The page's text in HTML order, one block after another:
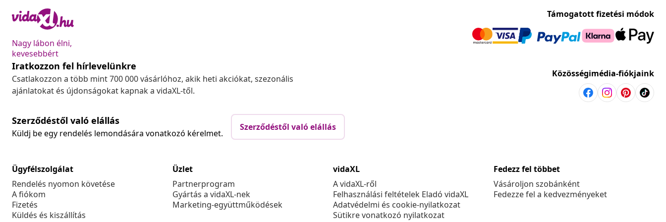
Nagy lábon élni,
kevesebbért
Támogatott fizetési módok
Iratkozzon fel hírlevelünkre
Csatlakozzon a több mint 700 000 vásárlóhoz, akik heti akciókat, szezonális
ajánlatokat és újdonságokat kapnak a vidaXL-től.
Közösségimédia-fiókjaink
Szerződéstől való elállás
Küldj be egy rendelés lemondására vonatkozó kérelmet.
Szerződéstől való elállás
Ügyfélszolgálat
Rendelés nyomon követése
A fiókom
Fizetés
Küldés és kiszállítás
Üzlet
Partnerprogram
Gyártás a vidaXL-nek
Marketing-együttműködések
vidaXL
A vidaXL-ről
Felhasználási feltételek Eladó vidaXL
Adatvédelmi és cookie-nyilatkozat
Sütikre vonatkozó nyilatkozat
Fedezz fel többet
Vásároljon szobánként
Fedezze fel a kedvezményeket